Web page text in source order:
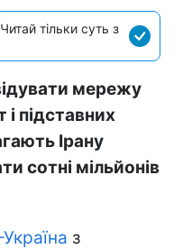
тільки суть з
мережу
підставних
Ірану
сотні мільйонів
з